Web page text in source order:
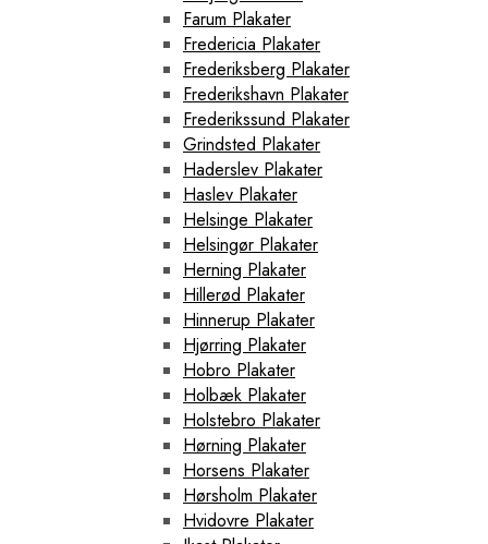
Farum Plakater
Fredericia Plakater
Frederiksberg Plakater
Frederikshavn Plakater
Frederikssund Plakater
Grindsted Plakater
Haderslev Plakater
Haslev Plakater
Helsinge Plakater
Helsingør Plakater
Herning Plakater
Hillerød Plakater
Hinnerup Plakater
Hjørring Plakater
Hobro Plakater
Holbæk Plakater
Holstebro Plakater
Hørning Plakater
Horsens Plakater
Hørsholm Plakater
Hvidovre Plakater